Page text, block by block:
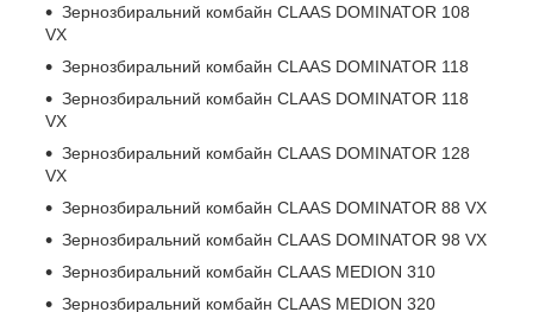
Зернозбиральний комбайн CLAAS DOMINATOR 108
VX
Зернозбиральний комбайн CLAAS DOMINATOR 118
Зернозбиральний комбайн CLAAS DOMINATOR 118
VX
Зернозбиральний комбайн CLAAS DOMINATOR 128
VX
Зернозбиральний комбайн CLAAS DOMINATOR 88 VX
Зернозбиральний комбайн CLAAS DOMINATOR 98 VX
Зернозбиральний комбайн CLAAS MEDION 310
Зернозбиральний комбайн CLAAS MEDION 320